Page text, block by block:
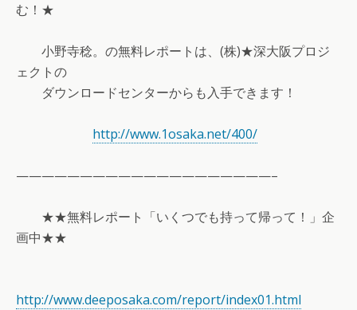
む！★
小野寺稔。の無料レポートは、(株)★深大阪プロジ
ェクトの
ダウンロードセンターからも入手できます！
http://www.1osaka.net/400/
————————————————————–
★★無料レポート「いくつでも持って帰って！」企
画中★★
http://www.deeposaka.com/report/index01.html